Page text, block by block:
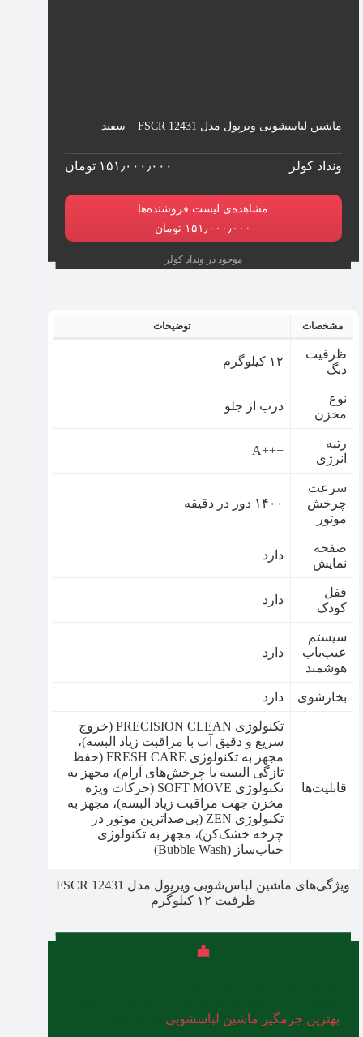
ماشین لباسشویی ویرپول مدل FSCR 12431 _ سفید
ونداد کولر ۱۵۱٫۰۰۰٫۰۰۰ تومان
مشاهده‌ی لیست فروشنده‌ها
۱۵۱٫۰۰۰٫۰۰۰ تومان
موجود در ونداد کولر
مشخصات توضیحات
ظرفیت
دیگ
۱۲ کیلوگرم
نوع
مخزن
درب از جلو
رتبه
انرژی
+++A
سرعت
چرخش
موتور
۱۴۰۰ دور در دقیقه
صفحه
نمایش
دارد
قفل
کودک
دارد
سیستم
عیب‌یاب
هوشمند
دارد
بخارشوی دارد
قابلیت‌ها
تکنولوژی PRECISION CLEAN (خروج
سریع و دقیق آب با مراقبت زیاد البسه)،
مجهز به تکنولوژی FRESH CARE (حفظ
تازگی البسه با چرخش‌های آرام)، مجهز به
تکنولوژی SOFT MOVE (حرکات ویژه
مخزن جهت مراقبت زیاد البسه)، مجهز به
تکنولوژی ZEN (بی‌صداترین موتور در
چرخه خشک‌کن)، مجهز به تکنولوژی
حباب‌ساز (Bubble Wash)
ویژگی‌های ماشین لباس‌شویی ویرپول مدل FSCR 12431
ظرفیت ۱۲ کیلوگرم
بهترین جرمگیر ماشین لباسشویی